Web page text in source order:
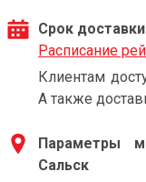
Срок доставки
Расписание
Клиентам
А также
Параметры
Сальск